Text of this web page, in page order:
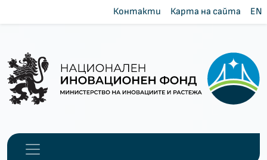
Контакти Карта на сайта EN